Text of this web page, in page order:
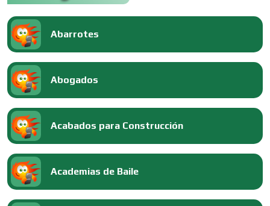
Abarrotes
Abogados
Acabados para Construcción
Academias de Baile